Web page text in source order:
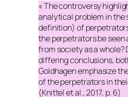
« The controversy
analytical problem in the
definition) of
the perpetrators be seen
from society as a whole?
differing conclusions,
Goldhagen emphasize
of the perpetrators in
(Knittel et al., 2017, p. 6)